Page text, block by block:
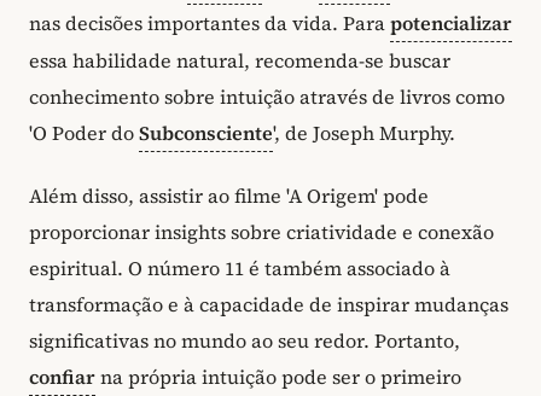
nas decisões importantes da vida. Parapotencializar
essa habilidade natural, recomenda-se buscar
conhecimento sobre intuição através de livros como
'O Poder doSubconsciente', de Joseph Murphy.
Além disso, assistir ao filme 'A Origem' pode
proporcionar insights sobre criatividade e conexão
espiritual. O número 11 é também associado à
transformação e à capacidade de inspirar mudanças
significativas no mundo ao seu redor. Portanto,
confiarna própria intuição pode ser o primeiro